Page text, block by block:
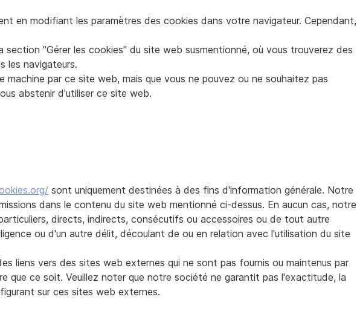
en modifiant les paramètres des cookies dans votre navigateur. Cependant,
"Gérer les cookies" du site web susmentionné, où vous trouverez des
les navigateurs.
par ce site web, mais que vous ne pouvez ou ne souhaitez pas
abstenir d'utiliser ce site web.
sont uniquement destinées à des fins d'information générale. Notre
dans le contenu du site web mentionné ci-dessus. En aucun cas, notre
directs, indirects, consécutifs ou accessoires ou de tout autre
ou d'un autre délit, découlant de ou en relation avec l'utilisation du site
liens vers des sites web externes qui ne sont pas fournis ou maintenus par
que ce soit. Veuillez noter que notre société ne garantit pas l'exactitude, la
sur ces sites web externes.